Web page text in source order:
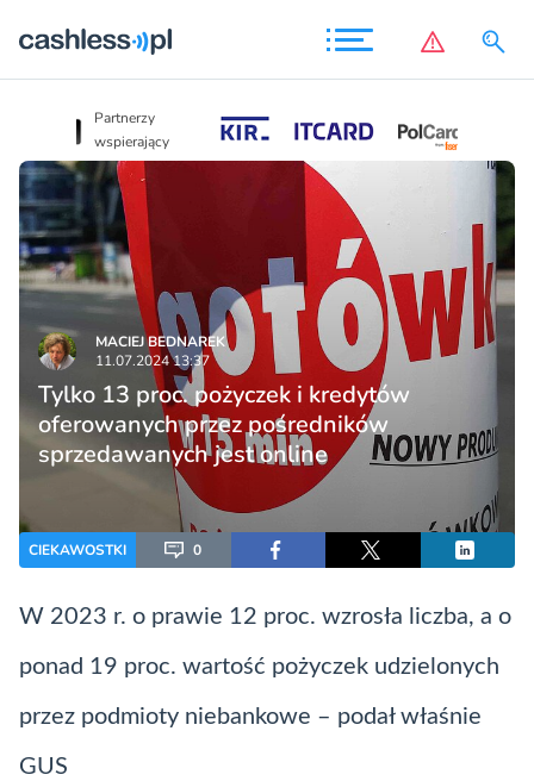
Partnerzy
wspierający
MACIEJ BEDNAREK
11.07.2024 13:37
Tylko 13 proc. pożyczek i kredytów
oferowanych przez pośredników
sprzedawanych jest online
CIEKAWOSTKI 0
W 2023 r. o prawie 12 proc. wzrosła liczba, a o
ponad 19 proc. wartość pożyczek udzielonych
przez podmioty niebankowe – podał właśnie
GUS